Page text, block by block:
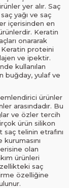
yer alır. Saç
saç yağı ve saç
içerisinden en
Keratin
onararak
Keratin proteini
ve ipektir.
kullanılan
buğday, yulaf ve
ürünler
arasındadır. Bu
ve özler tercih
ürün silikon
telinin etrafını
kurumasını
olan
ürünleri
saç
özelliğine